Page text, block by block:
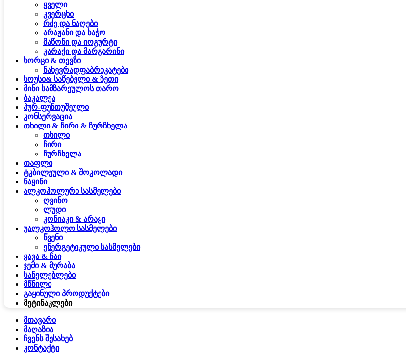
ყველი
კვერცხი
რძე და ნაღები
არაჟანი და ხაჭო
მაწონი და იოგურტი
კარაქი და მარგარინი
ხორცი & თევზი
ნახევრადფაბრიკატები
სოუსი& საწებელი & ზეთი
მინი სამზარეულოს თარო
ბაკალეა
პურ-ფუნთუშეული
კონსერვაცია
თხილი & ჩირი & ჩურჩხელა
თხილი
ჩირი
ჩურჩხელა
თაფლი
ტკბილეული & შოკოლადი
ნაყინი
ალკოჰოლური სასმელები
ღვინო
ლუდი
კონიაკი & არაყი
უალკოჰოლო სასმელები
წვენი
ენერგეტიკული სასმელები
ყავა & ჩაი
ჯემი & მურაბა
სანელებლები
მწნილი
გაყინული პროდუქტები
მეტინაკლები
მთავარი
მაღაზია
ჩვენს შესახებ
კონტაქტი